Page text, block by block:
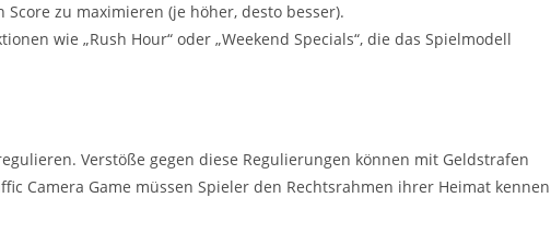
zu maximieren (je höher, desto besser).
wie „Rush Hour“ oder „Weekend Specials“, die das Spielmodell
Verstöße gegen diese Regulierungen können mit Geldstrafen
Camera Game müssen Spieler den Rechtsrahmen ihrer Heimat kennen